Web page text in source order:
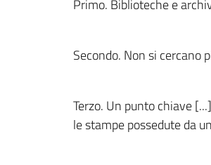
Primo. Biblioteche e
Secondo. Non si cercano
Terzo. Un punto chiave
le stampe possedute da